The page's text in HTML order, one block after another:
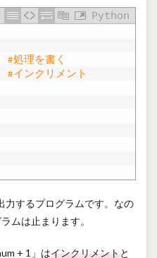
Python
#処理を書く
#インクリメント
力するプログラムです。なの
ムは止まります。
+ 1」はインクリメントと